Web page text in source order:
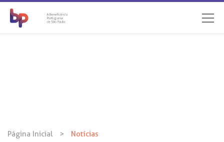
Página Inicial > Notícias